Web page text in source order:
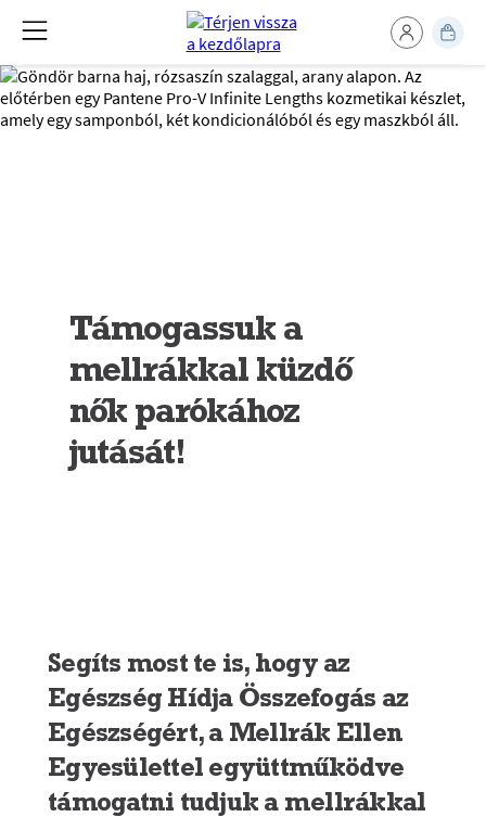
Támogassuk a
mellrákkal küzdő
nők parókához
jutását!
Segíts most te is, hogy az
Egészség Hídja Összefogás az
Egészségért, a Mellrák Ellen
Egyesülettel együttműködve
támogatni tudjuk a mellrákkal